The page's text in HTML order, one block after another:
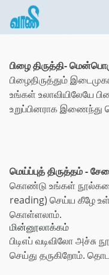
பிழை திருத்தி-
பிழைதிருத்தும்
உங்கள் உலாவியிலேயே
உறுப்பினராக
மெய்ப்புத் திருத்தம் -
கொண்டு உங்கள்
reading) செய்ய கீழே
கொள்ளலாம்.
மின்னூலாக்கம்
பிடிஎப் வடிவிலோ அச்சு
செய்து தருகிறோம்.